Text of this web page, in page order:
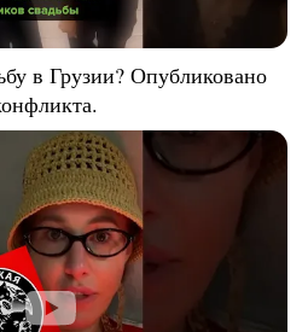
в Грузии? Опубликовано